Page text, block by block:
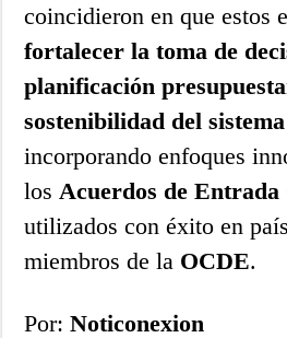
coincidieron en que estos
fortalecer la toma de
planificación
sostenibilidad del
incorporando enfoques
los Acuerdos de Entrada
utilizados con éxito en
miembros de la OCDE.
Por:Noticonexion